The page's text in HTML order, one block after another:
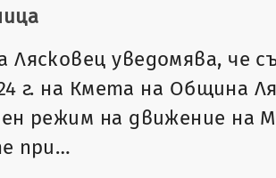
Лясковец уведомява, че
г. на Кмета на Община
режим на движение на
при…